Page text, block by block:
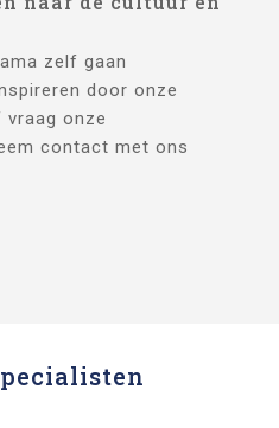
zelf gaan
door onze
vraag onze
contact met ons